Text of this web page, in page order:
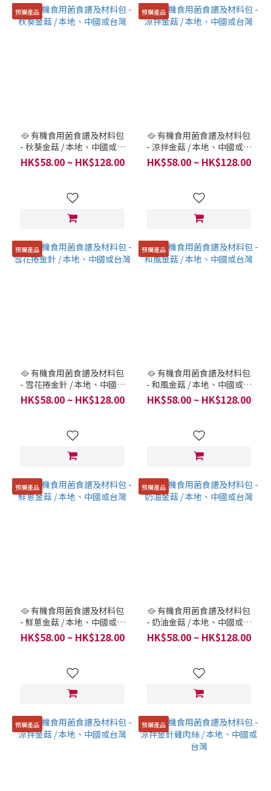
預購產品
🥘 有機食用菌食譜及材料包
- 秋葵金菇 / 本地、中國或台
灣
HK$58.00 ~ HK$128.00
預購產品
🥘 有機食用菌食譜及材料包
- 涼拌金菇 / 本地、中國或台
灣
HK$58.00 ~ HK$128.00
預購產品
🥘 有機食用菌食譜及材料包
- 雪花捲金針 / 本地、中國或
台灣
HK$58.00 ~ HK$128.00
預購產品
🥘 有機食用菌食譜及材料包
- 和風金菇 / 本地、中國或台
灣
HK$58.00 ~ HK$128.00
預購產品
🥘 有機食用菌食譜及材料包
- 鮮蔥金菇 / 本地、中國或台
灣
HK$58.00 ~ HK$128.00
預購產品
🥘 有機食用菌食譜及材料包
- 奶油金菇 / 本地、中國或台
灣
HK$58.00 ~ HK$128.00
預購產品 預購產品